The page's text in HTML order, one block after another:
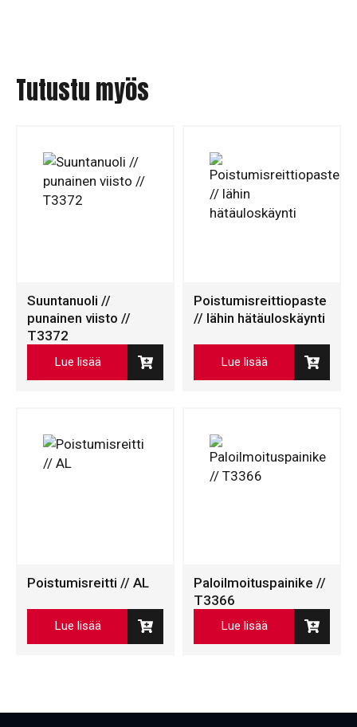
Tutustu myös
Suuntanuoli //
punainen viisto //
T3372
Lue lisää
Poistumisreittiopaste
// lähin hätäuloskäynti
Lue lisää
Poistumisreitti // AL
Lue lisää
Paloilmoituspainike //
T3366
Lue lisää